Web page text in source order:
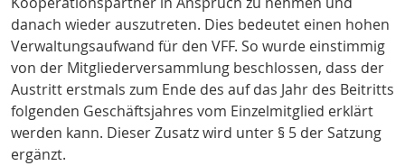
danach wieder auszutreten. Dies bedeutet einen hohen
Verwaltungsaufwand für den VFF. So wurde einstimmig
von der Mitgliederversammlung beschlossen, dass der
Austritt erstmals zum Ende des auf das Jahr des Beitritts
folgenden Geschäftsjahres vom Einzelmitglied erklärt
werden kann. Dieser Zusatz wird unter § 5 der Satzung
ergänzt.